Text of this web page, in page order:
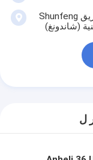
قاعدة Qilu الثقافية والإبداعية ، رقم 101 ، طريق Shunfeng
(شاندونغ)
ل